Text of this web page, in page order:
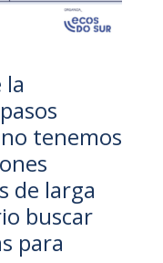
tenemos
de larga
buscar
para